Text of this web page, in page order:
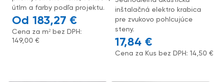
útlm a farby podľa projektu.
183,27 €
Cena za m² bez DPH:
149,00€
inštalačná elektro krabica
pre zvukovo pohlcujúce
steny.
17,84 €
Cena za Kus bez DPH:14,50€